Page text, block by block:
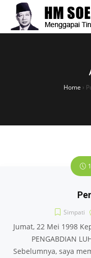
Home ›
Simpati
Jumat, 22 Mei 1998
PENGABDIAN
Sebelumnya, saya